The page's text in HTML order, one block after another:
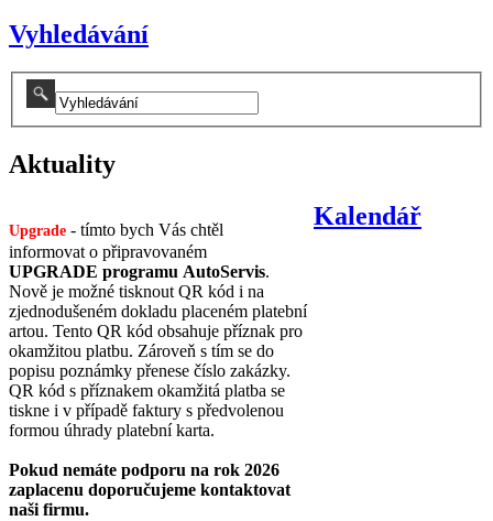
Vyhledávání
Aktuality
Upgrade - tímto bych Vás chtěl
informovat o připravovaném
UPGRADE programu AutoServis.
Nově je možné tisknout QR kód i na
zjednodušeném dokladu placeném platební
artou. Tento QR kód obsahuje příznak pro
okamžitou platbu. Zároveň s tím se do
popisu poznámky přenese číslo zakázky.
QR kód s příznakem okamžitá platba se
tiskne i v případě faktury s předvolenou
formou úhrady platební karta.
Pokud nemáte podporu na rok 2026
zaplacenu doporučujeme kontaktovat
naši firmu.
Kalendář